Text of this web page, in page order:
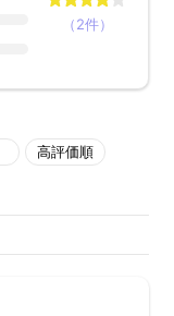
（2件）
高評価順